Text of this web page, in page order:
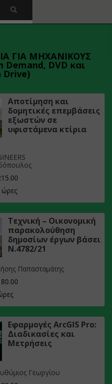
ΓΙΑ ΜΗΧΑΝΙΚΟΥΣ
Demand, DVD και
Drive)
Αποτίμηση και
δομητικές επεμβάσεις
εξωστών σε
υφιστάμενα κτίρια
ώρες
Τεχνική – Οικονομική
παρακολούθηση
δημοσίων έργων βάσει
Ν.4782/21
Παπασταμάτης
Εφαρμογές ArcGIS Pro:
Διαδικασίες και
Μετρήσεις
Γεωργίου